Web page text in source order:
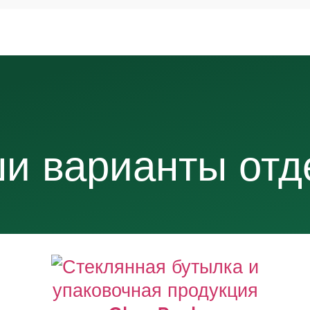
варианты